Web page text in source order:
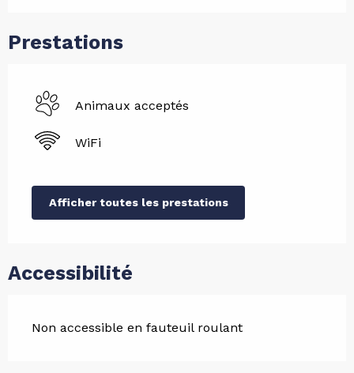
Prestations
Animaux acceptés
WiFi
Afficher toutes les prestations
Accessibilité
Non accessible en fauteuil roulant